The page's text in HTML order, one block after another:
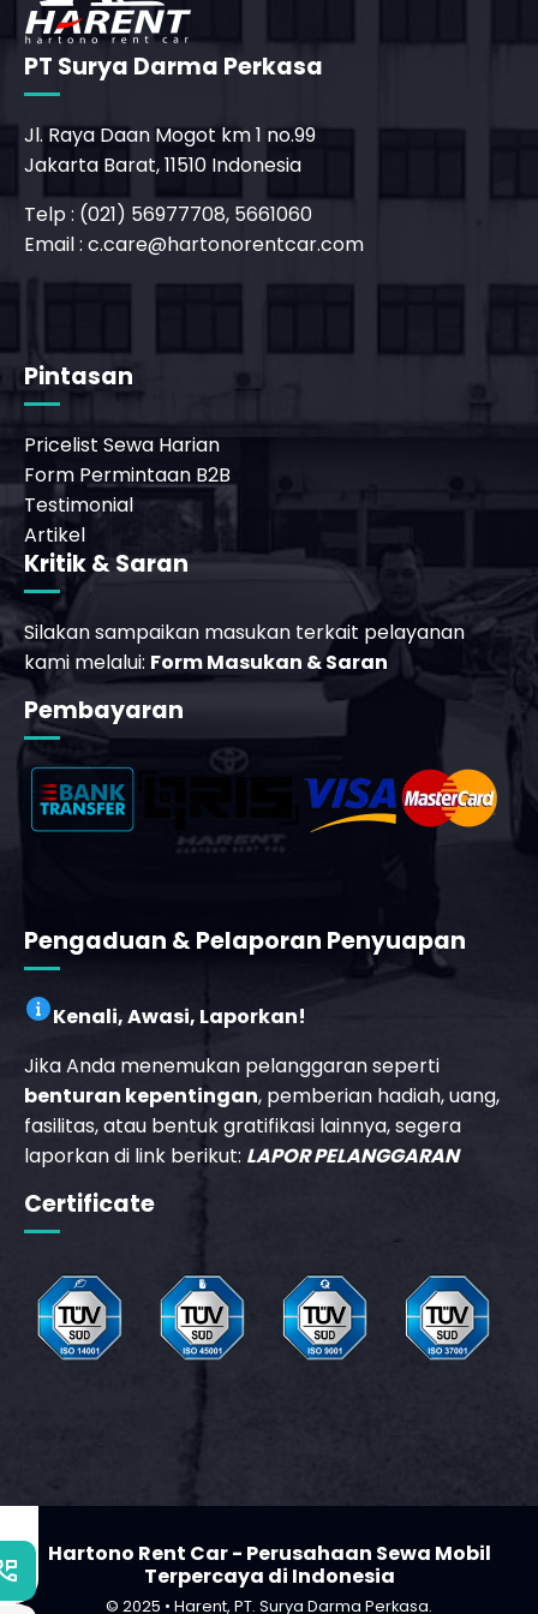
PT Surya Darma Perkasa
Jl. Raya Daan Mogot km 1 no.99
Jakarta Barat, 11510 Indonesia
Telp : (021) 56977708, 5661060
Email : c.care@hartonorentcar.com
Pintasan
Pricelist Sewa Harian
Form Permintaan B2B
Testimonial
Artikel
Kritik & Saran
Silakan sampaikan masukan terkait pelayanan
kami melalui: Form Masukan & Saran
Pembayaran
Pengaduan & Pelaporan Penyuapan
Kenali, Awasi, Laporkan!
Jika Anda menemukan pelanggaran seperti
benturan kepentingan, pemberian hadiah, uang,
fasilitas, atau bentuk gratifikasi lainnya, segera
laporkan di link berikut: LAPOR PELANGGARAN
Certificate
Hartono Rent Car - Perusahaan Sewa Mobil
Terpercaya di Indonesia
© 2025 • Harent, PT. Surya Darma Perkasa.